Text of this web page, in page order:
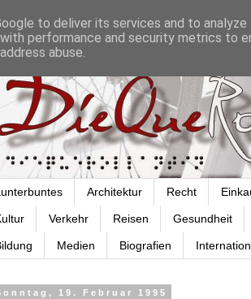
Architektur Recht
Verkehr Reisen Gesundheit
Medien Biografien
19. Februar 1995
to deliver its services and to
performance and security metrics to
abuse.